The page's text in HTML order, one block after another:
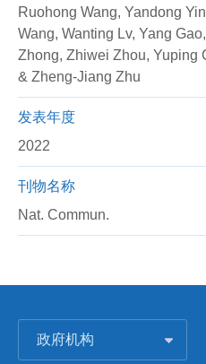
Ruohong Wang, Yandong
Wang, Wanting Lv, Yang
Zhong, Zhiwei Zhou, Yuping
& Zheng-Jiang Zhu
发表年度
2022
刊物名称
Nat. Commun.
政府机构